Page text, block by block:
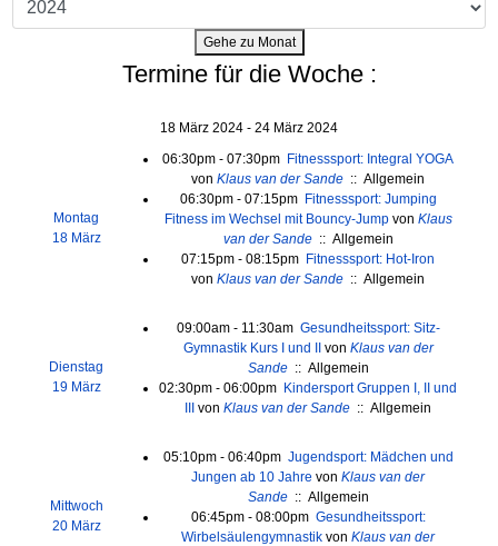
Gehe zu Monat
Termine für die Woche :
18 März 2024 - 24 März 2024
Montag
18 März
06:30pm - 07:30pm Fitnesssport: Integral YOGA
von Klaus van der Sande :: Allgemein
06:30pm - 07:15pm Fitnesssport: Jumping
Fitness im Wechsel mit Bouncy-Jumpvon Klaus
van der Sande:: Allgemein
07:15pm - 08:15pm Fitnesssport: Hot-Iron
von Klaus van der Sande :: Allgemein
Dienstag
19 März
09:00am - 11:30am Gesundheitssport: Sitz-
Gymnastik Kurs I und II
von Klaus van der
Sande:: Allgemein
02:30pm - 06:00pm Kindersport Gruppen I, II und
von Klaus van der Sande :: Allgemein
Mittwoch
20 März
05:10pm - 06:40pm Jugendsport: Mädchen und
Jungen ab 10 Jahre von Klaus van der
Sande:: Allgemein
06:45pm - 08:00pm Gesundheitssport:
Wirbelsäulengymnastik von Klaus van der